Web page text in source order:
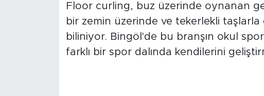
Floor curling, buz üzerinde oynanan
bir zemin üzerinde ve tekerlekli
biliniyor. Bingöl'de bu branşın okul
farklı bir spor dalında kendilerini